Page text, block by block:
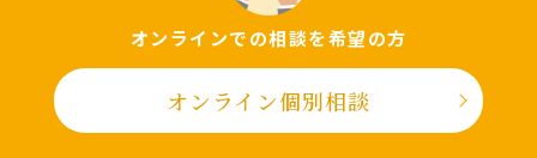
オンラインでの相談を希望の⽅
オンライン個別相談